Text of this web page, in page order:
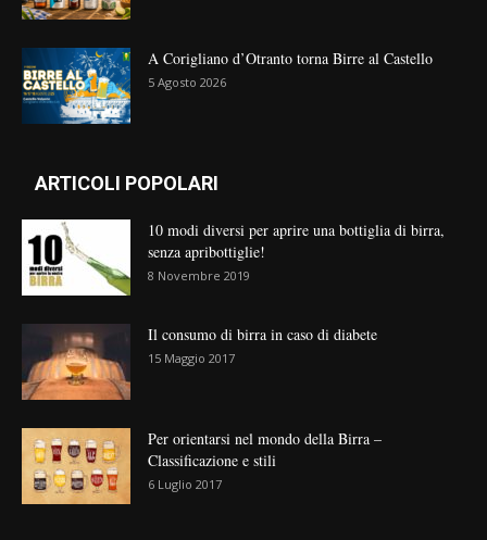
A Corigliano d’Otranto torna Birre al Castello
5 Agosto 2026
ARTICOLI POPOLARI
10 modi diversi per aprire una bottiglia di birra,
senza apribottiglie!
8 Novembre 2019
Il consumo di birra in caso di diabete
15 Maggio 2017
Per orientarsi nel mondo della Birra –
Classificazione e stili
6 Luglio 2017